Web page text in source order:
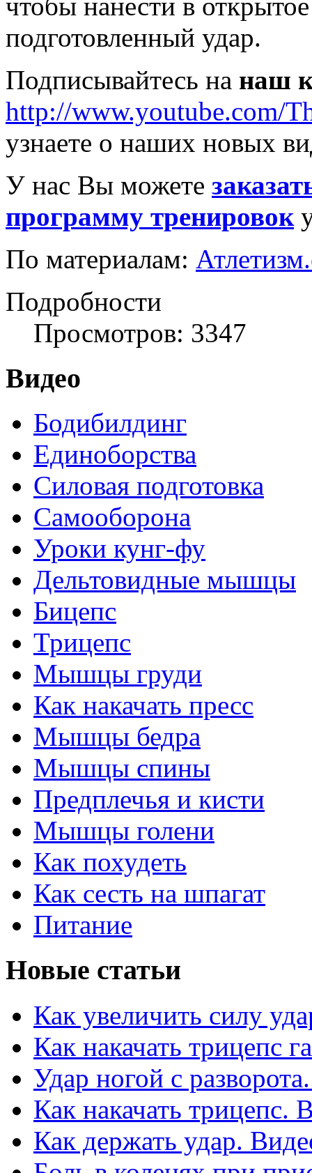
подготовленный удар.
Подписывайтесь на наш
http://www.youtube.com/
узнаете о наших новых
У нас Вы можете
программу тренировок
По материалам:
Подробности
Просмотров: 3347
Видео
Бодибилдинг
Единоборства
Силовая подготовка
Самооборона
Уроки кунг-фу
Дельтовидные мышцы
Бицепс
Трицепс
Мышцы груди
Как накачать пресс
Мышцы бедра
Мышцы спины
Предплечья и кисти
Мышцы голени
Как похудеть
Как сесть на шпагат
Питание
Новые статьи
Как увеличить силу
Как накачать трицепс
Удар ногой с
Как накачать трицепс.
Как держать удар.